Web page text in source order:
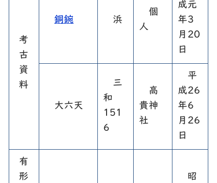
考
古
資
料
銅鋺 浜
個
人
成元
年3
月20
日
大六天
三
和
151
6
高
貴神
社
平
成26
年6
月26
日
有
形
昭